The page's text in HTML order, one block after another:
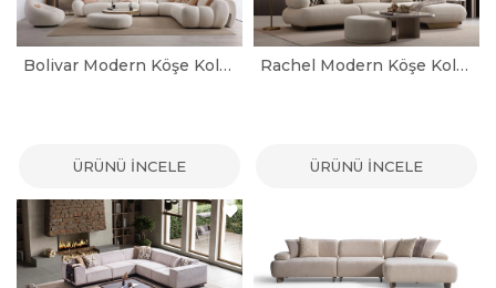
Bolivar Modern Köşe Koltuk Takımı
ÜRÜNÜ İNCELE
Rachel Modern Köşe Koltuk Takımı
ÜRÜNÜ İNCELE